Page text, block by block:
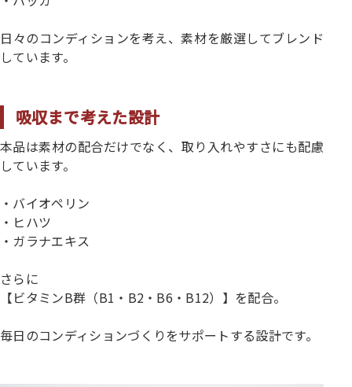
日々のコンディションを考え、素材を厳選してブレンド
しています。
吸収まで考えた設計
本品は素材の配合だけでなく、取り入れやすさにも配慮
しています。
・バイオペリン
・ヒハツ
・ガラナエキス
さらに
【ビタミンB群（B1・B2・B6・B12）】を配合。
毎日のコンディションづくりをサポートする設計です。